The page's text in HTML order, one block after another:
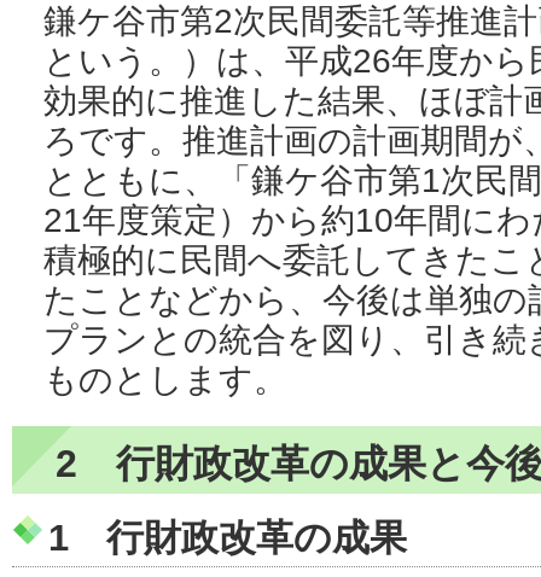
鎌ケ谷市第2次民間委託等推進
という。）は、平成26年度か
効果的に推進した結果、ほぼ計
ろです。推進計画の計画期間が
とともに、「鎌ケ谷市第1次民
21年度策定）から約10年間に
積極的に民間へ委託してきたこ
たことなどから、今後は単独
プランとの統合を図り、引き
ものとします。
2 行財政改革の成果と今
1 行財政改革の成果